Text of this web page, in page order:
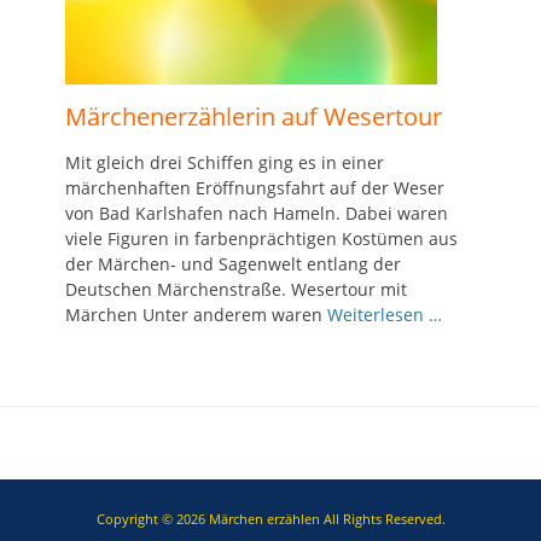
Märchenerzählerin auf Wesertour
Mit gleich drei Schiffen ging es in einer
märchenhaften Eröffnungsfahrt auf der Weser
von Bad Karlshafen nach Hameln. Dabei waren
viele Figuren in farbenprächtigen Kostümen aus
der Märchen- und Sagenwelt entlang der
Deutschen Märchenstraße. Wesertour mit
Märchen Unter anderem waren Weiterlesen …
Copyright © 2026 Märchen erzählen All Rights Reserved.